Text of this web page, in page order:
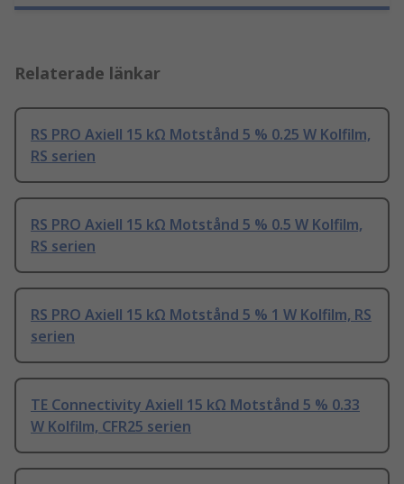
Relaterade länkar
RS PRO Axiell 15 kΩ Motstånd 5 % 0.25 W Kolfilm,
RS serien
RS PRO Axiell 15 kΩ Motstånd 5 % 0.5 W Kolfilm,
RS serien
RS PRO Axiell 15 kΩ Motstånd 5 % 1 W Kolfilm, RS
serien
TE Connectivity Axiell 15 kΩ Motstånd 5 % 0.33
W Kolfilm, CFR25 serien